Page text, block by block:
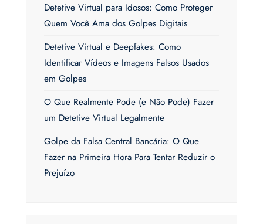
Detetive Virtual para Idosos: Como Proteger
Quem Você Ama dos Golpes Digitais
Detetive Virtual e Deepfakes: Como
Identificar Vídeos e Imagens Falsos Usados
em Golpes
O Que Realmente Pode (e Não Pode) Fazer
um Detetive Virtual Legalmente
Golpe da Falsa Central Bancária: O Que
Fazer na Primeira Hora Para Tentar Reduzir o
Prejuízo